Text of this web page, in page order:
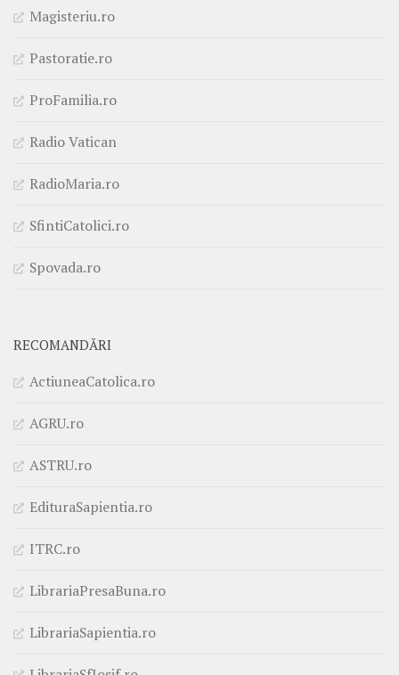
Magisteriu.ro
Pastoratie.ro
ProFamilia.ro
Radio Vatican
RadioMaria.ro
SfintiCatolici.ro
Spovada.ro
RECOMANDĂRI
ActiuneaCatolica.ro
AGRU.ro
ASTRU.ro
EdituraSapientia.ro
ITRC.ro
LibrariaPresaBuna.ro
LibrariaSapientia.ro